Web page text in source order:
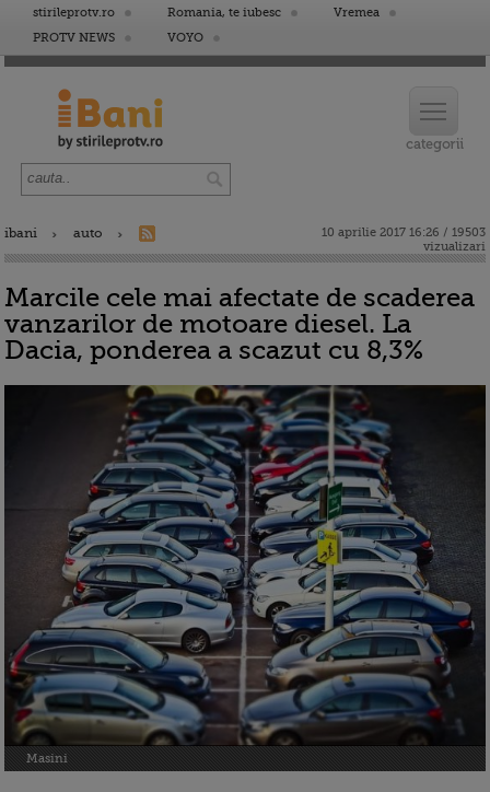
stirileprotv.ro Romania, te iubesc
Vremea
PROTV NEWS
VOYO
ibani auto
10 aprilie 2017 16:26 / 19503
vizualizari
Marcile cele mai afectate de scaderea
vanzarilor de motoare diesel. La
Dacia, ponderea a scazut cu 8,3%
Masini